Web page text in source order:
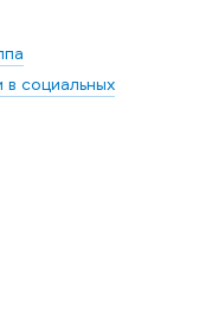
социальных